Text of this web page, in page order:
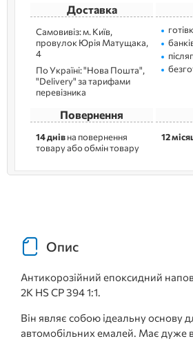
Доставка
Самовивіз: м. Kиїв,
провулок Юрія Матущака,
4
По Україні: "Нова Пошта",
"Delivery" за тарифами
перевізника
Повернення
14 днівна повернення
товару або обмін товару
12
Опис
Антикорозійний епоксидний
2К HS CP 394 1:1.
Він являє собою ідеальну основу
автомобільних емалей. Має дуже